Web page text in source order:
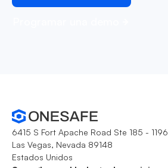
6415 S Fort Apache Road Ste 185 - 1196
Las Vegas, Nevada 89148
Estados Unidos